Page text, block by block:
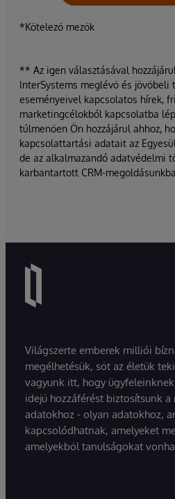
*Kötelező mezők
** Az igen választásával
InterSystems meglévő és jövőbeli
eseményeivel kapcsolatos hírek,
marketingcélokból kapcsolatba
túlmenően Ön hozzájárul ahhoz,
kapcsolattartási adatait az
de az alkalmazandó adatvédelmi
karbantartott CRM-
Világszerte emberek milliói
megélhetésük, sőt az életük
vagyunk itt, hogy
idejű hozzáférést biztosítsunk a
adatokhoz - olyan adatokhoz,
kapcsolódhatnak, amelyeket
amelyekből tanulságokat